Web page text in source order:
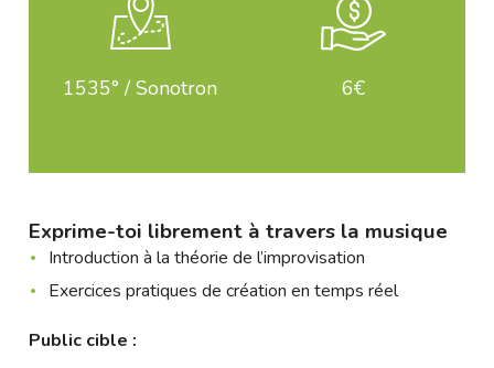
1535° / Sonotron 6€
Exprime-toi librement à travers la musique
Introduction à la théorie de l’improvisation
Exercices pratiques de création en temps réel
Public cible :